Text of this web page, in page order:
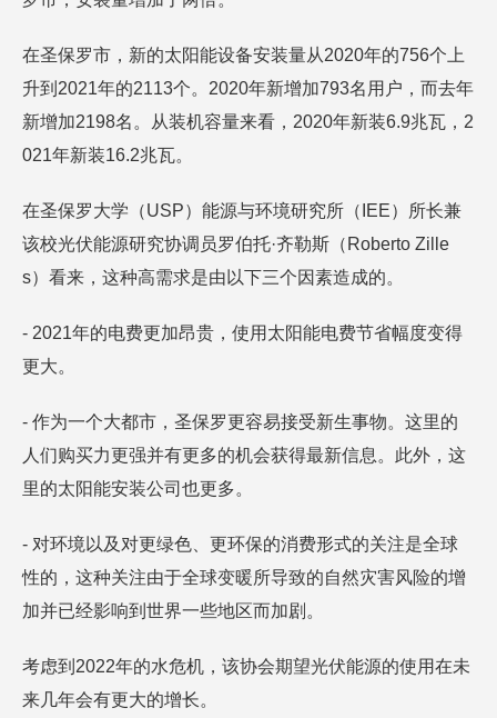
在圣保罗市，新的太阳能设备安装量从2020年的756个上
升到2021年的2113个。2020年新增加793名用户，而去年
新增加2198名。从装机容量来看，2020年新装6.9兆瓦，2
021年新装16.2兆瓦。
在圣保罗大学（USP）能源与环境研究所（IEE）所长兼
该校光伏能源研究协调员罗伯托·齐勒斯（Roberto Zille
s）看来，这种高需求是由以下三个因素造成的。
- 2021年的电费更加昂贵，使用太阳能电费节省幅度变得
更大。
- 作为一个大都市，圣保罗更容易接受新生事物。这里的
人们购买力更强并有更多的机会获得最新信息。此外，这
里的太阳能安装公司也更多。
- 对环境以及对更绿色、更环保的消费形式的关注是全球
性的，这种关注由于全球变暖所导致的自然灾害风险的增
加并已经影响到世界一些地区而加剧。
考虑到2022年的水危机，该协会期望光伏能源的使用在未
来几年会有更大的增长。